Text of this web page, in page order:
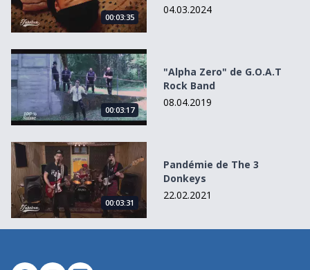
00:03:35
04.03.2024
&quot;Alpha Zero&quot; de G.O.A.T Rock Band
00:03:17
"Alpha Zero" de G.O.A.T
Rock Band
08.04.2019
Pandémie de The 3 Donkeys
00:03:31
Pandémie de The 3
Donkeys
22.02.2021